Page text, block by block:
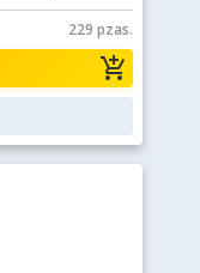
229 pzas.
add_shopping_cart